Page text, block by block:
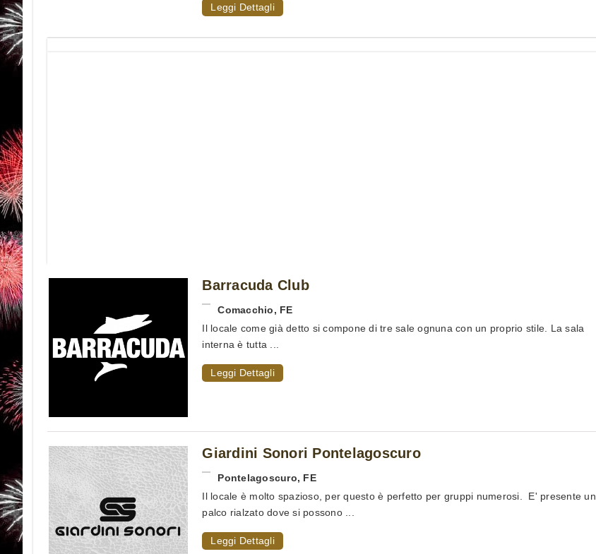
Leggi Dettagli
Barracuda Club
Comacchio, FE
Il locale come già detto si compone di tre sale ognuna con un proprio stile. La sala
interna è tutta ...
Leggi Dettagli
Giardini Sonori Pontelagoscuro
Pontelagoscuro, FE
Il locale è molto spazioso, per questo è perfetto per gruppi numerosi. E' presente un
palco rialzato dove si possono ...
Leggi Dettagli